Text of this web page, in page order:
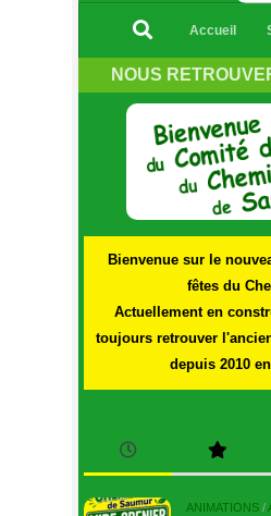
Accueil
NOUS
Bienvenue sur le
fêtes du
Actuellement en
toujours retrouver
depuis 2010
ANIMATIONS /